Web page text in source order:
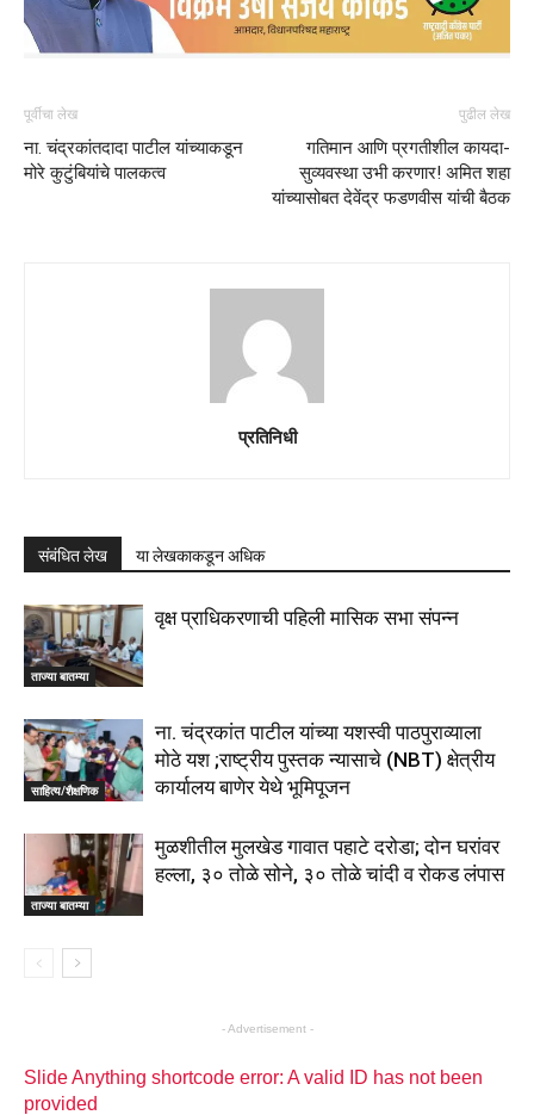
पूर्वीचा लेख
ना. चंद्रकांतदादा पाटील यांच्याकडून
मोरे कुटुंबियांचे पालकत्व
पुढील लेख
गतिमान आणि प्रगतीशील कायदा-
सुव्यवस्था उभी करणार! अमित शहा
यांच्यासोबत देवेंद्र फडणवीस यांची बैठक
प्रतिनिधी
संबंधित लेख या लेखकाकडून अधिक
ताज्या बातम्या
वृक्ष प्राधिकरणाची पहिली मासिक सभा संपन्न
साहित्य/शैक्षणिक
ना. चंद्रकांत पाटील यांच्या यशस्वी पाठपुराव्याला
मोठे यश ;राष्ट्रीय पुस्तक न्यासाचे (NBT) क्षेत्रीय
कार्यालय बाणेर येथे भूमिपूजन
ताज्या बातम्या
मुळशीतील मुलखेड गावात पहाटे दरोडा; दोन घरांवर
हल्ला, ३० तोळे सोने, ३० तोळे चांदी व रोकड लंपास
- Advertisement -
Slide Anything shortcode error: A valid ID has not been
provided